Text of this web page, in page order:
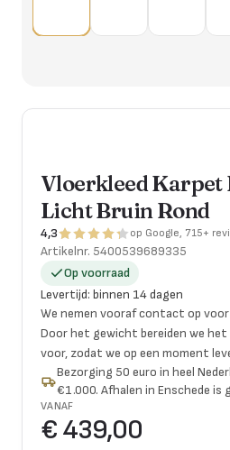
Vloerkleed Karpet
Licht Bruin Rond
4,3 op Google, 715+
Artikelnr. 5400539689335
Op voorraad
Levertijd: binnen 14 dagen
We nemen vooraf contact op
Door het gewicht bereiden we
voor, zodat we op een moment
Bezorging 50 euro in heel
€1.000. Afhalen in Enschede is
VANAF
€ 439,00